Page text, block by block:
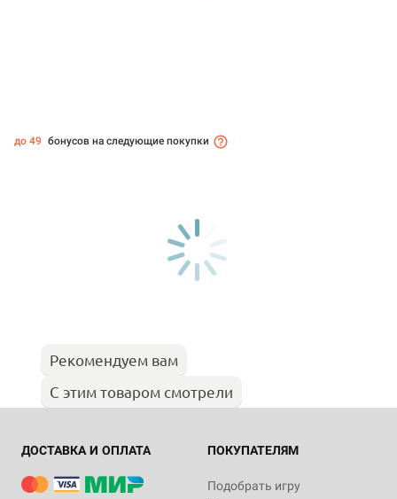
до 49 бонусов на следующие покупки
Рекомендуем вам
С этим товаром смотрели
ДОСТАВКА И ОПЛАТА ПОКУПАТЕЛЯМ
Подобрать игру